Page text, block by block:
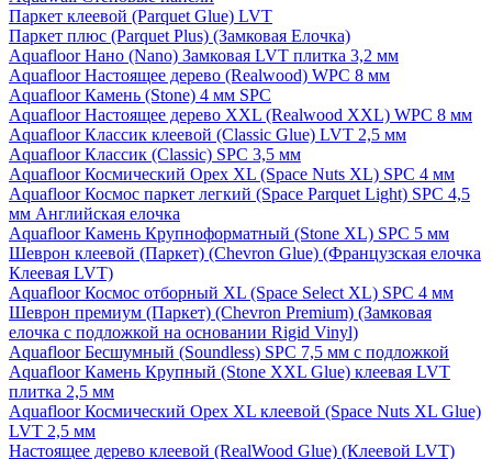
Паркет клеевой (Parquet Glue) LVT
Паркет плюс (Parquet Plus) (Замковая Елочка)
Aquafloor Нано (Nano) Замковая LVT плитка 3,2 мм
Aquafloor Настоящее дерево (Realwood) WPC 8 мм
Aquafloor Камень (Stone) 4 мм SPC
Aquafloor Настоящее дерево XXL (Realwood XXL) WPC 8 мм
Aquafloor Классик клеевой (Classic Glue) LVT 2,5 мм
Aquafloor Классик (Classic) SPC 3,5 мм
Aquafloor Космический Орех XL (Space Nuts XL) SPC 4 мм
Aquafloor Космос паркет легкий (Space Parquet Light) SPC 4,5
мм Английская елочка
Aquafloor Камень Крупноформатный (Stone XL) SPC 5 мм
Шеврон клеевой (Паркет) (Chevron Glue) (Французская елочка
Клеевая LVT)
Aquafloor Космос отборный XL (Space Select XL) SPC 4 мм
Шеврон премиум (Паркет) (Chevron Premium) (Замковая
елочка с подложкой на основании Rigid Vinyl)
Aquafloor Бесшумный (Soundless) SPC 7,5 мм с подложкой
Aquafloor Камень Крупный (Stone XXL Glue) клеевая LVT
плитка 2,5 мм
Aquafloor Космический Орех XL клеевой (Space Nuts XL Glue)
LVT 2,5 мм
Настоящее дерево клеевой (RealWood Glue) (Клеевой LVT)